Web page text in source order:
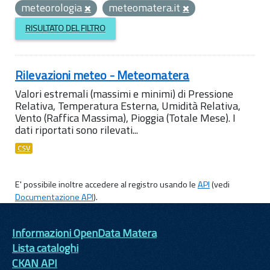
meteorologia
meteomatera.it
RISULTATO DEL FILTRO
Rilevazioni meteo - Meteomatera
Valori estremali (massimi e minimi) di Pressione
Relativa, Temperatura Esterna, Umidità Relativa,
Vento (Raffica Massima), Pioggia (Totale Mese). I
dati riportati sono rilevati...
CSV
E' possibile inoltre accedere al registro usando leAPI(vedi
Documentazione API).
Informazioni OpenData Matera
Lista cataloghi
CKAN API